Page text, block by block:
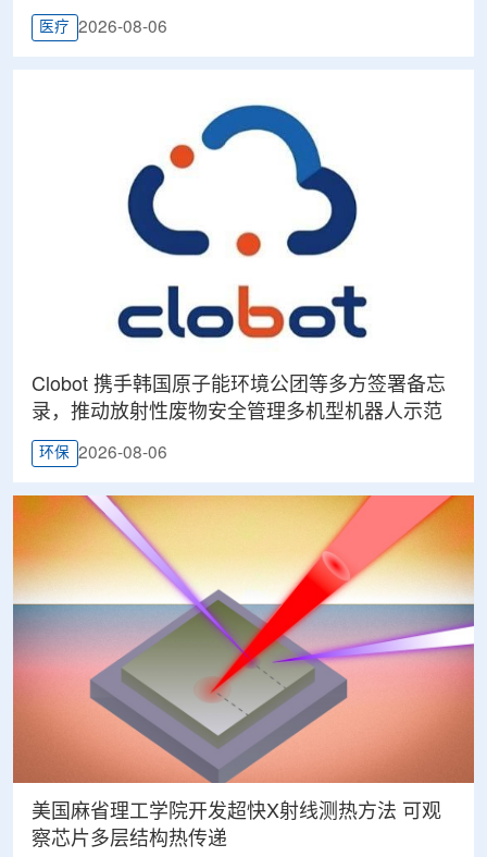
医疗 2026-08-06
Clobot 携手韩国原子能环境公团等多方签署备忘
录，推动放射性废物安全管理多机型机器人示范
环保 2026-08-06
美国麻省理工学院开发超快X射线测热方法 可观
察芯片多层结构热传递